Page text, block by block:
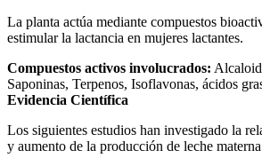
La planta actúa mediante compuestos
estimular la lactancia en mujeres lactantes.
Compuestos activos involucrados:
Saponinas, Terpenos, Isoflavonas, ácidos
Evidencia Científica
Los siguientes estudios han investigado la
y aumento de la producción de leche